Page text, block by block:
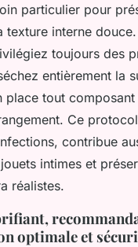
particulier pour
texture interne
toujours des
entièrement la
place tout composant
Ce
contribue
intimes et
réalistes.
optimale et